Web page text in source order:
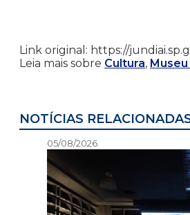
Link original: https://
Leia mais sobre Cultura,
NOTÍCIAS
05/08/2026